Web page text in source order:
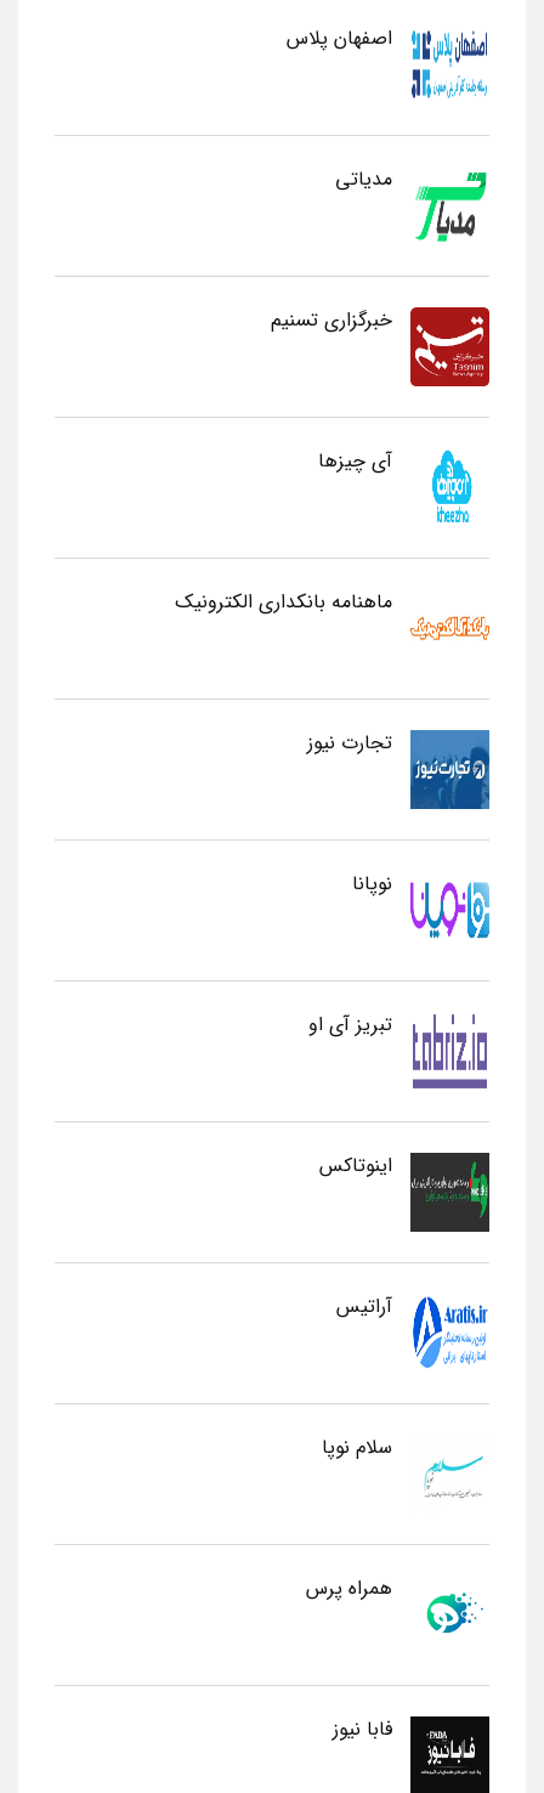
اصفهان پلاس
مدیاتی
خبرگزاری تسنیم
آی چیزها
ماهنامه بانکداری الکترونیک
تجارت نیوز
نوپانا
تبریز آی او
اینوتاکس
آراتیس
سلام نوپا
همراه پرس
فابا نیوز